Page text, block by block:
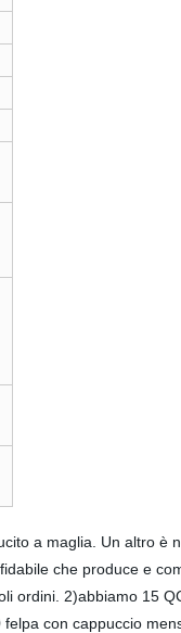
a maglia. Un altro è
che produce e
ordini. 2)abbiamo 15
con cappuccio